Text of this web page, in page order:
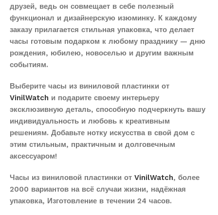
друзей, ведь он совмещает в себе полезный
функционал и дизайнерскую изюминку. К каждому
заказу прилагается стильная упаковка, что делает
часы готовым подарком к любому празднику — дню
рождения, юбилею, новоселью и другим важным
событиям.
Выберите часы из виниловой пластинки от
VinilWatch и подарите своему интерьеру
эксклюзивную деталь, способную подчеркнуть вашу
индивидуальность и любовь к креативным
решениям. Добавьте нотку искусства в свой дом с
этим стильным, практичным и долговечным
аксессуаром!
Часы из виниловой пластинки от VinilWatch, более
2000 вариантов на всё случаи жизни, надёжная
упаковка, Изготовление в течении 24 часов.